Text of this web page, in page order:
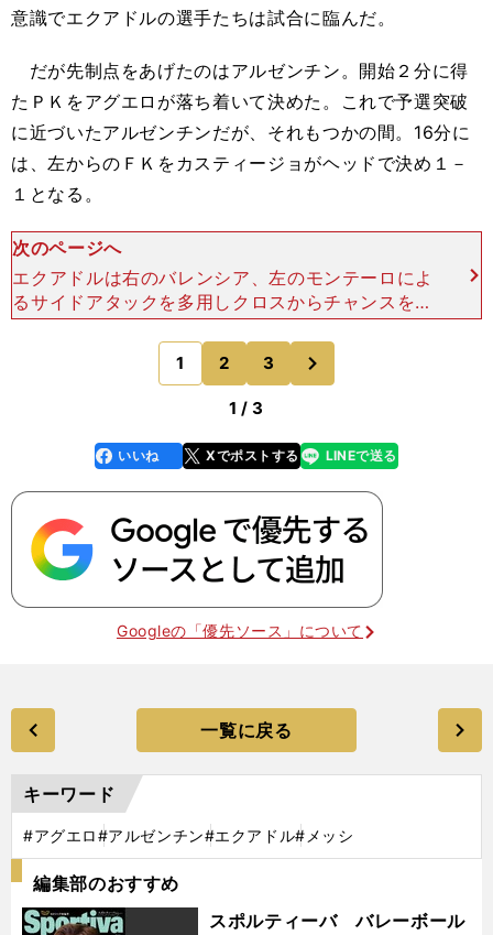
意識でエクアドルの選手たちは試合に臨んだ。
だが先制点をあげたのはアルゼンチン。開始２分に得
たＰＫをアグエロが落ち着いて決めた。これで予選突破
に近づいたアルゼンチンだが、それもつかの間。16分に
は、左からのＦＫをカスティージョがヘッドで決め１－
１となる。
次のページへ
エクアドルは右のバレンシア、左のモンテーロによ
るサイドアタックを多用しクロスからチャンスを狙
う。一方のアルゼンチンはロングシュートを積極的
に放つ。打てるチャンスには打ち、シュートで終わ
ることを徹底した
1 2 3
1 / 3
faceboo
k
いいね Xでポストする
line LINEで送る
Googleの「優先ソース」について
一覧に戻る
キーワード
#アグエロ#アルゼンチン#エクアドル#メッシ
編集部のおすすめ
スポルティーバ バレーボール